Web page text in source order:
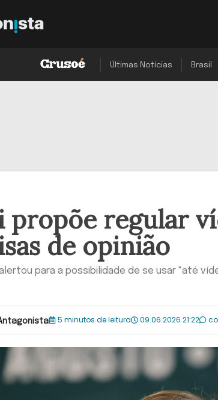
Últimas Notícias Brasil
propõe regular
de opinião
alertou para a possibilidade de se usar "até
5 minutos de leitura 09.06.2026 21:22